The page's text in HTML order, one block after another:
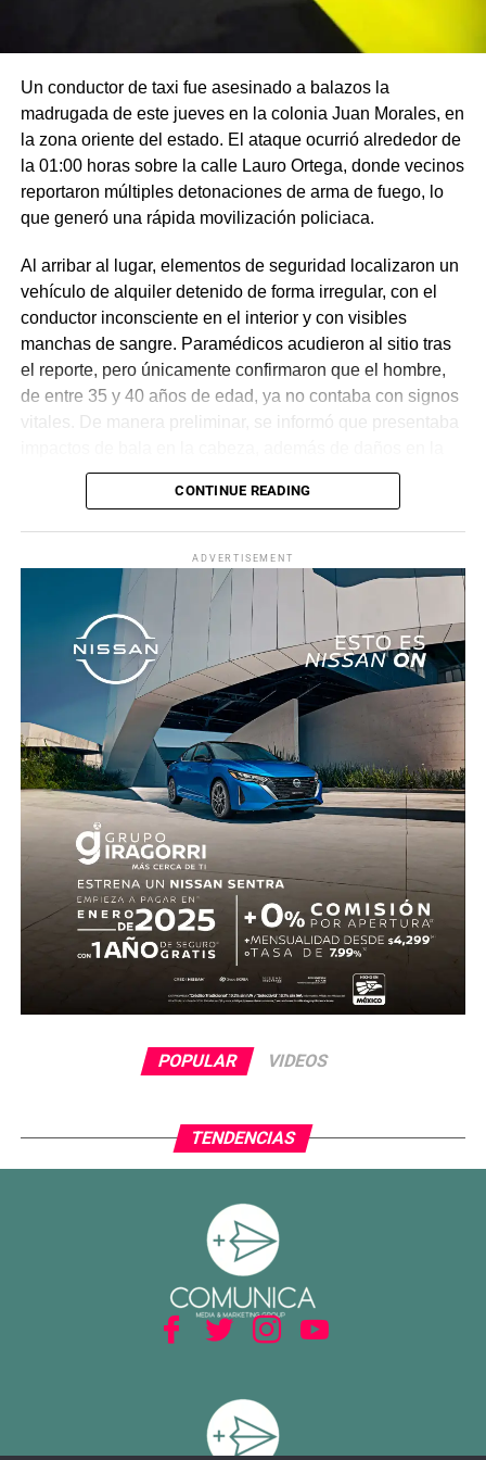
Un conductor de taxi fue asesinado a balazos la
madrugada de este jueves en la colonia Juan Morales, en
la zona oriente del estado. El ataque ocurrió alrededor de
la 01:00 horas sobre la calle Lauro Ortega, donde vecinos
reportaron múltiples detonaciones de arma de fuego, lo
que generó una rápida movilización policiaca.
Al arribar al lugar, elementos de seguridad localizaron un
vehículo de alquiler detenido de forma irregular, con el
conductor inconsciente en el interior y con visibles
manchas de sangre. Paramédicos acudieron al sitio tras
el reporte, pero únicamente confirmaron que el hombre,
de entre 35 y 40 años de edad, ya no contaba con signos
puerta del lado del conductor.
realizaron las diligencias correspondientes y el
levantamiento del cuerpo. Hasta el momento no se
cuenta con información sobre los agresores, y el cadáver
fue trasladado al Servicio Médico Forense en espera de
ser identificado, en tanto continúan las investigaciones.
CONTINUE READING
ADVERTISEMENT
POPULAR VIDEOS
TENDENCIAS